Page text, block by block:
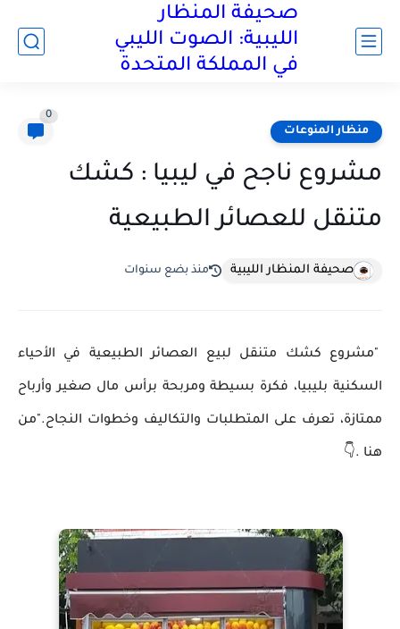
صحيفة المنظار
الليبية: الصوت الليبي
في المملكة المتحدة
منظار المنوعات
0
مشروع ناجح في ليبيا : كشك
متنقل للعصائر الطبيعية
صحيفة المنظار الليبية منذ بضع سنوات
"مشروع كشك متنقل لبيع العصائر الطبيعية في الأحياء
السكنية بليبيا، فكرة بسيطة ومربحة برأس مال صغير وأرباح
ممتازة، تعرف على المتطلبات والتكاليف وخطوات النجاح."من
هنا .👇